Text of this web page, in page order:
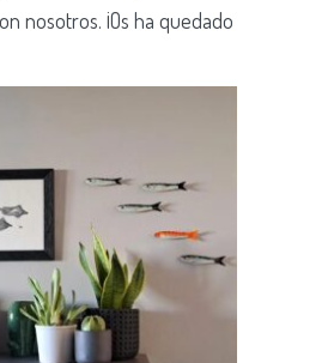
nosotros. ¡Os ha quedado